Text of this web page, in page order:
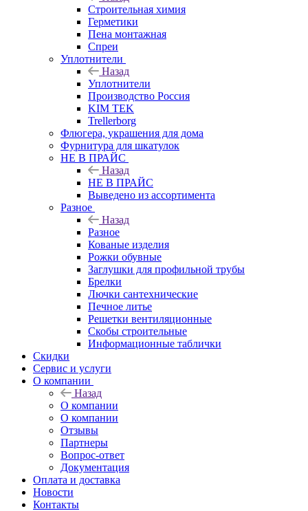
Строительная химия
Герметики
Пена монтажная
Спреи
Уплотнители
Назад
Уплотнители
Производство Россия
KIM TEK
Trellerborg
Флюгера, украшения для дома
Фурнитура для шкатулок
НЕ В ПРАЙС
Назад
НЕ В ПРАЙС
Выведено из ассортимента
Разное
Назад
Разное
Кованые изделия
Рожки обувные
Заглушки для профильной трубы
Брелки
Лючки сантехнические
Печное литье
Решетки вентиляционные
Скобы строительные
Информационные таблички
Скидки
Сервис и услуги
О компании
Назад
О компании
О компании
Отзывы
Партнеры
Вопрос-ответ
Документация
Оплата и доставка
Новости
Контакты